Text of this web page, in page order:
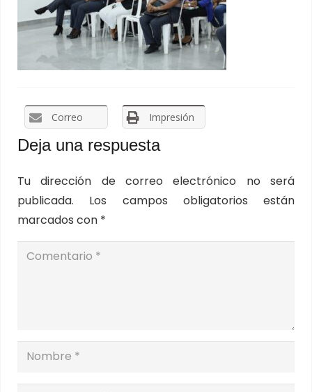
Correo Impresión
Deja una respuesta
Tu dirección de correo electrónico no será
publicada.
Los campos obligatorios están
marcados con *